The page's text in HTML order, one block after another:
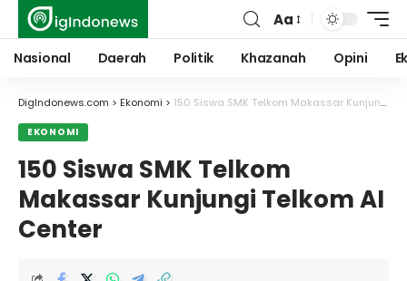
Font
Resizer
Aa
Nasional Daerah Politik Khazanah Opini
DigIndonews.com > Ekonomi > 150 Siswa SMK Telkom Makassar Kunjungi Telkom AI Center
EKONOMI
150 Siswa SMK Telkom
Makassar Kunjungi Telkom AI
Center